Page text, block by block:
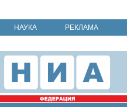
НАУКА РЕКЛАМА